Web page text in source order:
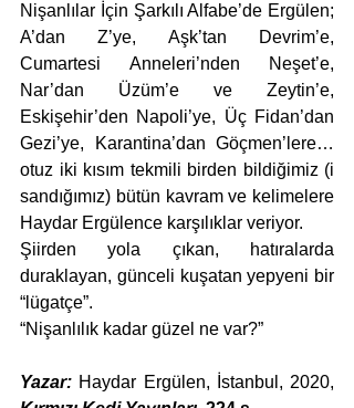
Nişanlılar İçin Şarkılı Alfabe’de Ergülen;
A’dan Z’ye, Aşk’tan Devrim’e,
Cumartesi Anneleri’nden Neşet’e,
Nar’dan Üzüm’e ve Zeytin’e,
Eskişehir’den Napoli’ye, Üç Fidan’dan
Gezi’ye, Karantina’dan Göçmen’lere…
otuz iki kısım tekmili birden bildiğimiz (i
sandığımız) bütün kavram ve kelimelere
Haydar Ergülence karşılıklar veriyor.
Şiirden yola çıkan, hatıralarda
duraklayan, günceli kuşatan yepyeni bir
“lügatçe”.
“Nişanlılık kadar güzel ne var?”
Yazar: